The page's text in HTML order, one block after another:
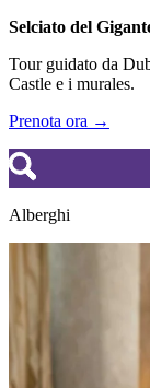
Selciato del
Tour guidato da
Castle e i murales.
Prenota ora →
Alberghi